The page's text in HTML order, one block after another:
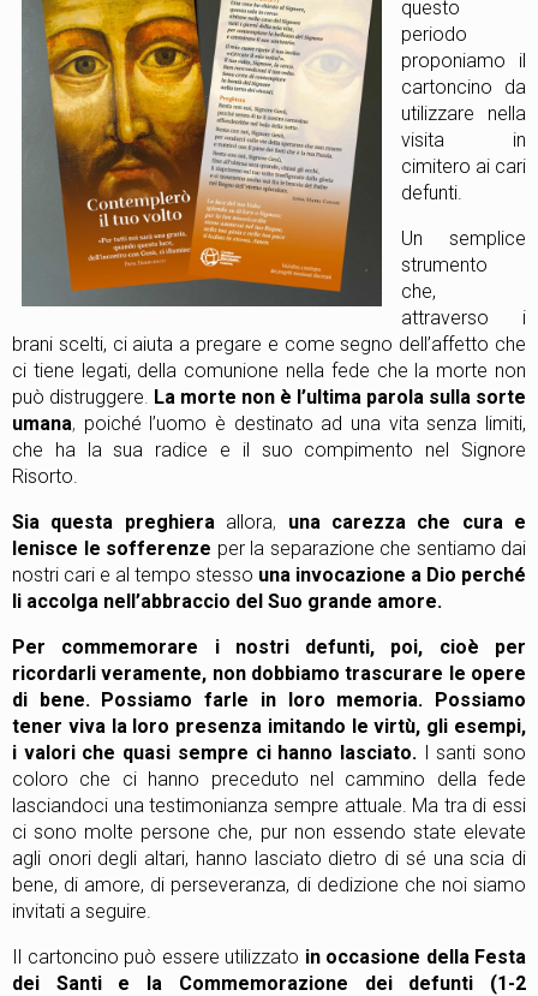
questo
periodo
proponiamo il
cartoncino da
utilizzare nella
visita in
cimitero ai cari
defunti.
Un semplice
strumento
che,
attraverso i
brani scelti, ci aiuta a pregare e come segno dell’affetto che
ci tiene legati, della comunione nella fede che la morte non
può distruggere La morte non è l’ultima parola sulla sorte
umana, poiché l’uomo è destinato ad una vita senza limiti,
che ha la sua radice e il suo compimento nel Signore
Risorto.
Sia questa preghiera allora, una carezza che cura e
lenisce le sofferenze per la separazione che sentiamo dai
nostri cari e al tempo stesso una invocazione a Dio perché
li accolga nell’abbraccio del Suo grande amore.
Per commemorare i nostri defunti, poi, cioè per
ricordarli veramente, non dobbiamo trascurare le opere
di bene. Possiamo farle in loro memoria. Possiamo
tener viva la loro presenza imitando le virtù, gli esempi,
i valori che quasi sempre ci hanno lasciato. I santi sono
coloro che ci hanno preceduto nel cammino della fede
lasciandoci una testimonianza sempre attuale. Ma tra di essi
ci sono molte persone che, pur non essendo state elevate
agli onori degli altari, hanno lasciato dietro di sé una scia di
bene, di amore, di perseveranza, di dedizione che noi siamo
invitati a seguire.
Il cartoncino può essere utilizzato in occasione della Festa
dei Santi e la Commemorazione dei defunti (1-2